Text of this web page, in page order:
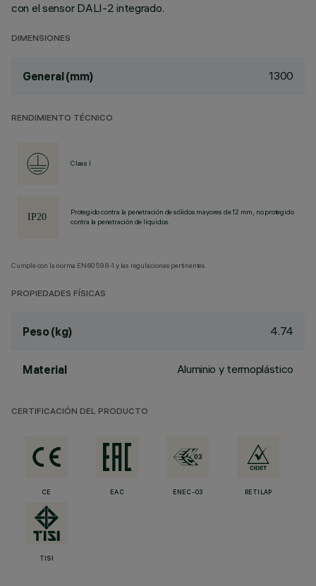
con el sensor DALI-2 integrado.
DIMENSIONES
General (mm) 1300
RENDIMIENTO TÉCNICO
Class I
Protegido contra la penetración de sólidos mayores de 12 mm, no protegido
contra la penetración de líquidos.
Cumple con la norma EN60598-1 y las regulaciones pertinentes.
PROPIEDADES FÍSICAS
Peso (kg) 4.74
Material Aluminio y termoplástico
CERTIFICACIÓN DEL PRODUCTO
CE EAC ENEC-03 RETILAP
TISI